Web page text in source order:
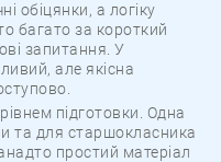
обіцянки, а логіку
багато за короткий
запитання. У
але якісна
підготовки. Одна
та для старшокласника
простий матеріал